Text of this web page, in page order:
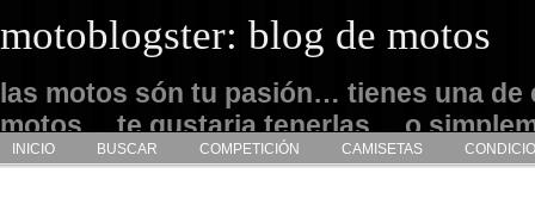
motoblogster: blog de motos
las motos són tu pasión… tienes una de
motos… te gustaria tenerlas… o
admirarlas… este es tu sitio
INICIO BUSCAR COMPETICIÓN CAMISETAS